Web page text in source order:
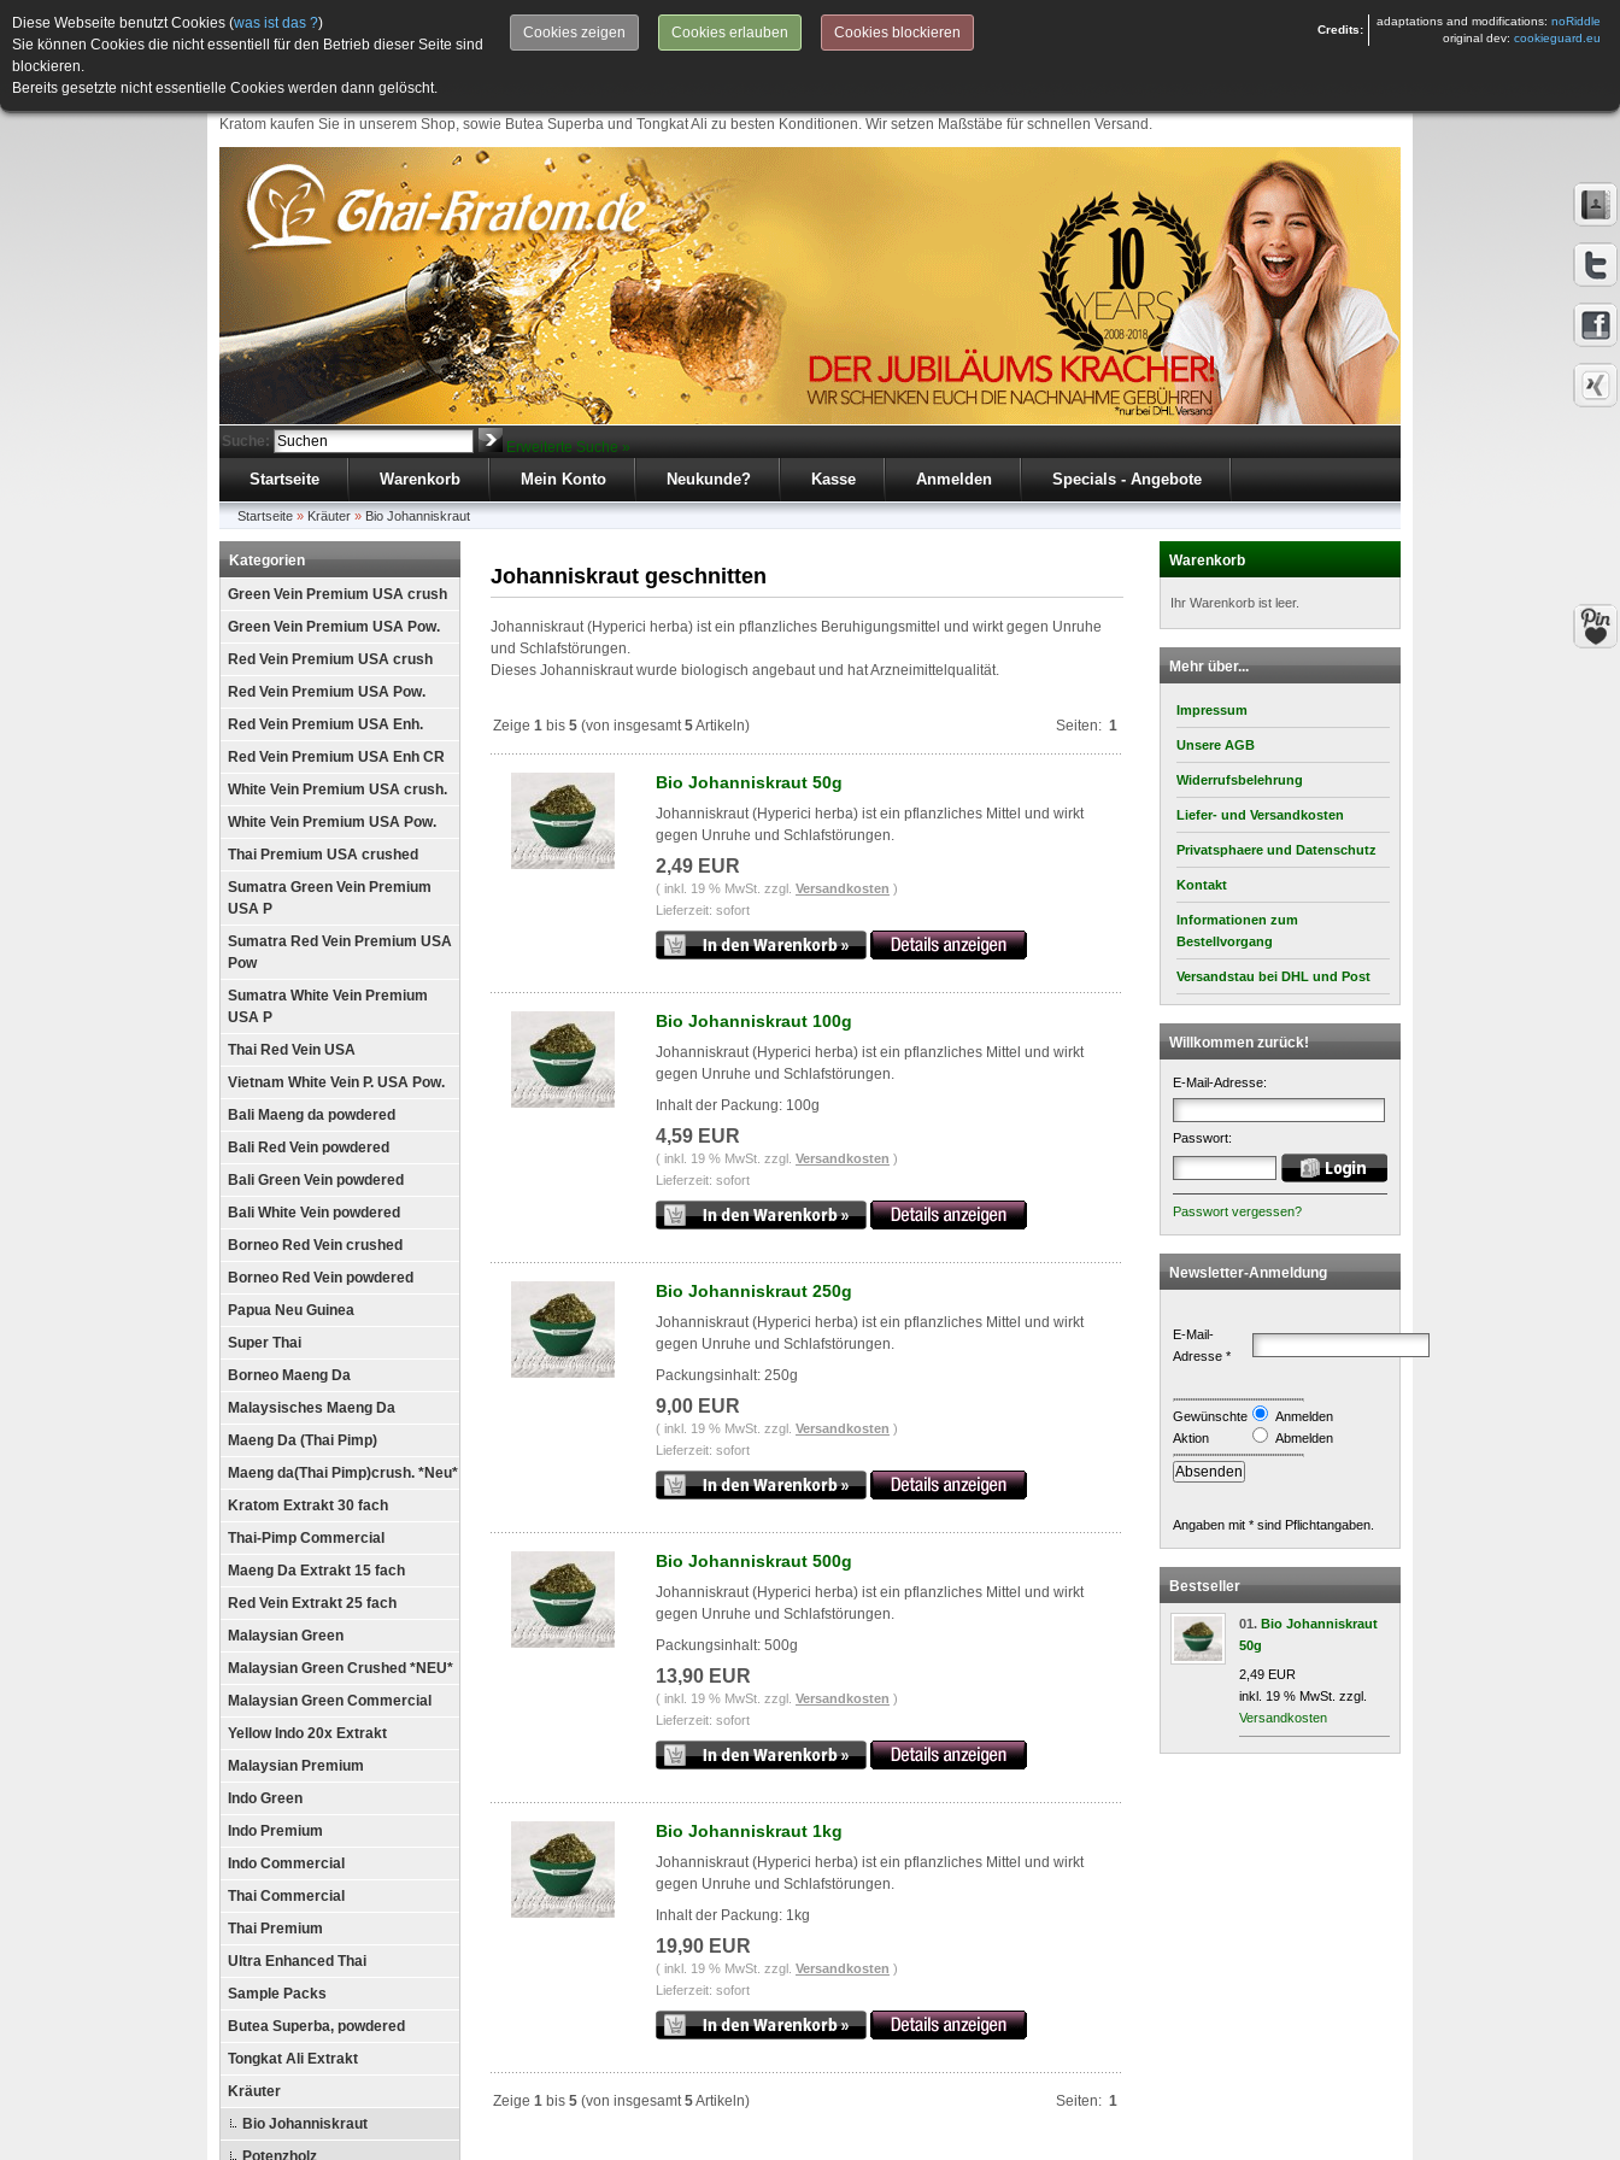
Credits:
adaptations and modifications: noRiddle
original dev: cookieguard.eu
Diese Webseite benutzt Cookies (was ist das ?)
Sie können Cookies die nicht essentiell für den Betrieb dieser Seite sind
blockieren.
Bereits gesetzte nicht essentielle Cookies werden dann gelöscht.
Cookies zeigen Cookies erlauben Cookies blockieren
Kratom kaufen Sie in unserem Shop, sowie Butea Superba und Tongkat Ali zu besten Konditionen. Wir setzen Maßstäbe für schnellen Versand.
Suche: Erweiterte Suche »
Startseite Warenkorb Mein Konto Neukunde? Kasse Anmelden Specials - Angebote
Startseite » Kräuter » Bio Johanniskraut
Kategorien
Green Vein Premium USA crush
Green Vein Premium USA Pow.
Red Vein Premium USA crush
Red Vein Premium USA Pow.
Red Vein Premium USA Enh.
Red Vein Premium USA Enh CR
White Vein Premium USA crush.
White Vein Premium USA Pow.
Thai Premium USA crushed
Sumatra Green Vein Premium
USA P
Sumatra Red Vein Premium USA
Pow
Sumatra White Vein Premium
USA P
Thai Red Vein USA
Vietnam White Vein P. USA Pow.
Bali Maeng da powdered
Bali Red Vein powdered
Bali Green Vein powdered
Bali White Vein powdered
Borneo Red Vein crushed
Borneo Red Vein powdered
Papua Neu Guinea
Super Thai
Borneo Maeng Da
Malaysisches Maeng Da
Maeng Da (Thai Pimp)
Maeng da(Thai Pimp)crush. *Neu*
Kratom Extrakt 30 fach
Thai-Pimp Commercial
Maeng Da Extrakt 15 fach
Red Vein Extrakt 25 fach
Malaysian Green
Malaysian Green Crushed *NEU*
Malaysian Green Commercial
Yellow Indo 20x Extrakt
Malaysian Premium
Indo Green
Indo Premium
Indo Commercial
Thai Commercial
Thai Premium
Ultra Enhanced Thai
Sample Packs
Butea Superba, powdered
Tongkat Ali Extrakt
Kräuter
Bio Johanniskraut
Potenzholz
Johanniskraut geschnitten
Johanniskraut (Hyperici herba) ist ein pflanzliches Beruhigungsmittel und wirkt gegen Unruhe
und Schlafstörungen.
Dieses Johanniskraut wurde biologisch angebaut und hat Arzneimittelqualität.
Zeige 1 bis 5 (von insgesamt5Artikeln) Seiten: 1
Bio Johanniskraut 50g
Johanniskraut (Hyperici herba) ist ein pflanzliches Mittel und wirkt
gegen Unruhe und Schlafstörungen.
2,49 EUR
( inkl. 19 % MwSt. zzgl. Versandkosten )
Lieferzeit: sofort
Bio Johanniskraut 100g
Johanniskraut (Hyperici herba) ist ein pflanzliches Mittel und wirkt
gegen Unruhe und Schlafstörungen.
Inhalt der Packung: 100g
4,59 EUR
( inkl. 19 % MwSt. zzgl. Versandkosten )
Lieferzeit: sofort
Bio Johanniskraut 250g
Johanniskraut (Hyperici herba) ist ein pflanzliches Mittel und wirkt
gegen Unruhe und Schlafstörungen.
Packungsinhalt: 250g
9,00 EUR
( inkl. 19 % MwSt. zzgl. Versandkosten )
Lieferzeit: sofort
Bio Johanniskraut 500g
Johanniskraut (Hyperici herba) ist ein pflanzliches Mittel und wirkt
gegen Unruhe und Schlafstörungen.
Packungsinhalt: 500g
13,90 EUR
( inkl. 19 % MwSt. zzgl. Versandkosten )
Lieferzeit: sofort
Bio Johanniskraut 1kg
Johanniskraut (Hyperici herba) ist ein pflanzliches Mittel und wirkt
gegen Unruhe und Schlafstörungen.
Inhalt der Packung: 1kg
19,90 EUR
( inkl. 19 % MwSt. zzgl. Versandkosten )
Lieferzeit: sofort
Zeige 1 bis 5 (von insgesamt5Artikeln) Seiten: 1
Warenkorb
Ihr Warenkorb ist leer.
Mehr über...
Impressum
Unsere AGB
Widerrufsbelehrung
Liefer- und Versandkosten
Privatsphaere und Datenschutz
Kontakt
Informationen zum
Bestellvorgang
Versandstau bei DHL und Post
Willkommen zurück!
E-Mail-Adresse:
Passwort:
Passwort vergessen?
Newsletter-Anmeldung
E-Mail-
Adresse *
Gewünschte
Aktion
Anmelden
Abmelden
Angaben mit * sind Pflichtangaben.
Bestseller
01. Bio Johanniskraut
50g
2,49 EUR
inkl. 19 % MwSt. zzgl.
Versandkosten